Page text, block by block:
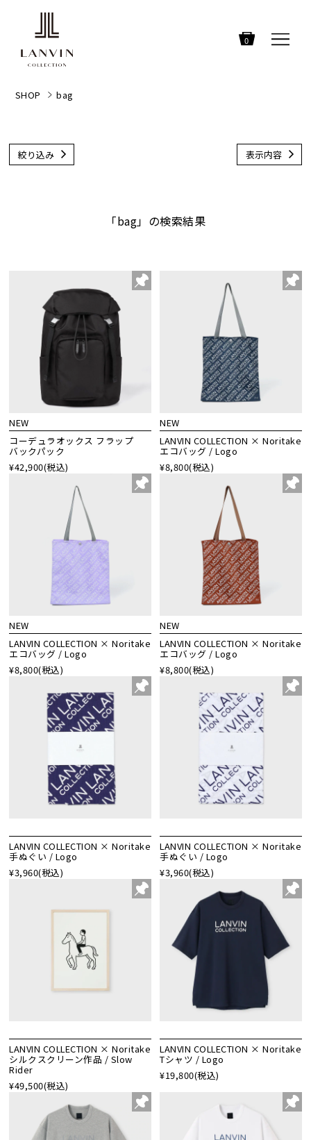
0
SHOP bag
絞り込み 表示内容
「bag」の検索結果
NEW
コーデュラオックス フラップ
バックパック
¥42,900(税込)
NEW
LANVIN COLLECTION × Noritake
エコバッグ / Logo
¥8,800(税込)
NEW
LANVIN COLLECTION × Noritake
エコバッグ / Logo
¥8,800(税込)
NEW
LANVIN COLLECTION × Noritake
エコバッグ / Logo
¥8,800(税込)
LANVIN COLLECTION × Noritake
手ぬぐい / Logo
¥3,960(税込)
LANVIN COLLECTION × Noritake
手ぬぐい / Logo
¥3,960(税込)
LANVIN COLLECTION × Noritake
シルクスクリーン作品 / Slow
Rider
¥49,500(税込)
LANVIN COLLECTION × Noritake
Tシャツ / Logo
¥19,800(税込)